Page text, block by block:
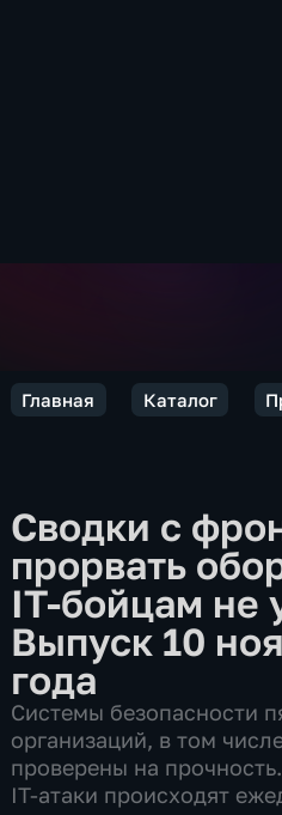
Главная Каталог
Сводки с
прорвать
IT-бойцам не
Выпуск 10
года
Системы безопасности
организаций, в том
проверены на
IT-атаки происходят